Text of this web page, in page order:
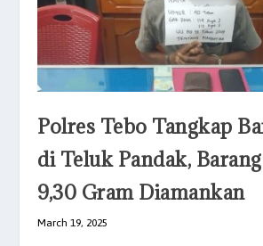
Polres Tebo Tangkap
di Teluk Pandak,
9,30 Gram Diamankan
March 19, 2025